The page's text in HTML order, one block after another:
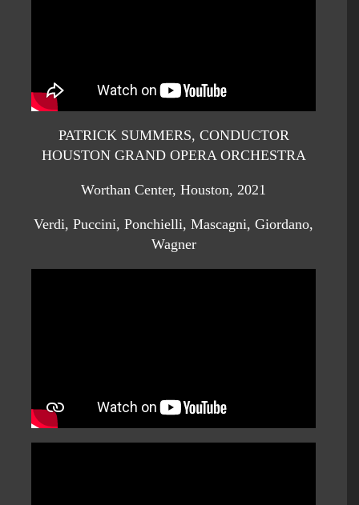
PATRICK SUMMERS, CONDUCTOR
HOUSTON GRAND OPERA ORCHESTRA
Worthan Center, Houston, 2021
Verdi, Puccini, Ponchielli, Mascagni, Giordano,
Wagner